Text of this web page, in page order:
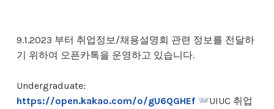
9.1.2023 부터 취업정보/채용설명회 관련 정보를 전달하
기 위하여 오픈카톡을 운영하고 있습니다.
Undergraduate:
https://open.kakao.com/o/gU6QGHEf
UIUC 취업